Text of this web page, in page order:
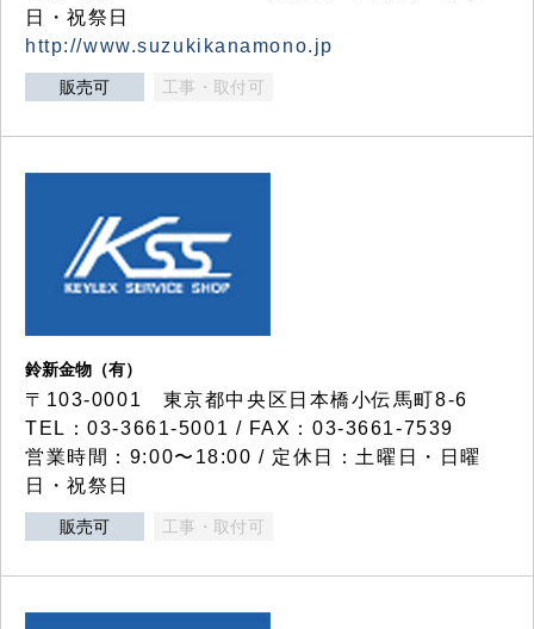
日・祝祭日
http://www.suzukikanamono.jp
販売可 工事・取付可
鈴新金物（有）
〒103-0001 東京都中央区日本橋小伝馬町8-6
TEL：03-3661-5001 / FAX：03-3661-7539
営業時間：9:00〜18:00 / 定休日：土曜日・日曜
日・祝祭日
販売可 工事・取付可